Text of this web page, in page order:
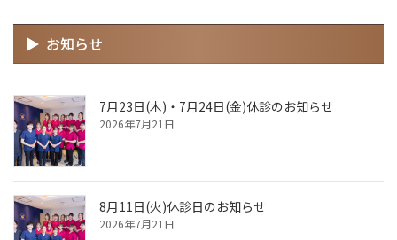
お知らせ
7月23日(木)・7月24日(金)休診のお知らせ
2026年7月21日
8月11日(火)休診日のお知らせ
2026年7月21日